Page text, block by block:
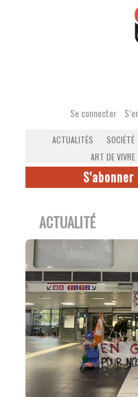
Se connecter
ACTUALITÉS SOCIÉTÉ
ART DE VIVRE
ACTUALITÉ